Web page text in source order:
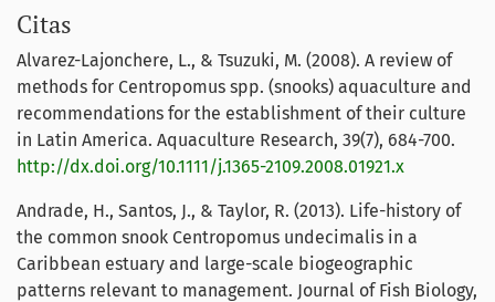
Citas
Alvarez-Lajonchere, L., & Tsuzuki, M. (2008). A review of
methods for Centropomus spp. (snooks) aquaculture and
recommendations for the establishment of their culture
in Latin America. Aquaculture Research, 39(7), 684-700.
http://dx.doi.org/10.1111/j.1365-2109.2008.01921.x
Andrade, H., Santos, J., & Taylor, R. (2013). Life-history of
the common snook Centropomus undecimalis in a
Caribbean estuary and large-scale biogeographic
patterns relevant to management. Journal of Fish Biology,